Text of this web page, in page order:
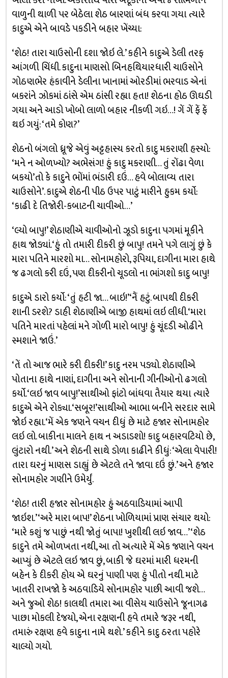
વાળુની થાળી પર બેઠેલા શેઠ બારણાં બંધ કરવા ગયા ત્યારે
કાદુએ એને બાવડે પકડીને બહાર ખેંચ્યા:
‘શેઠ! તારા ચાઉસોની દશા જોઇ લે.’ કહીને કાદુએ ડેલી તરફ
આંગળી ચિંધી. કાદુના માણસો બિનહથિયારધારી ચાઉસોને
ગોઠણભેર હંકાવીને ડેલીના ખાનામાં ઓરડીમાં ભરવાડ એનાં
બકરાંને ઝોકમાં ઠાંસે એમ ઠાંસી રહ્યા હતા! શેઠના હોઠ ઊઘડી
ગયા અને આડો ખોબો લાળો બહાર નીકળી ગઇ…! ગેં ગેં ફેં ફેં
થઇ ગયું: ‘તમે કોણ?’
શેઠનો બંગલો ધ્રૂજે એવું અટ્ટહાસ્ય કરતો કાદુ મકરાણી હસ્યો:
‘મને ન ઓળખ્યો? અભેસંગ! હું કાદુ મકરાણી… તું રોંઢા વેળા
બકયો’તો કે કાદુને ભોંમાં ભંડારી દઉં… હવે બોલાવ્ય તારા
ચાઉસોને’. કાદુએ શેઠની પીઠ ઉપર પાટું મારીને હુકમ કર્યો:
‘કાઢી દે તિજોરી-કબાટની ચાવીઓ…’
‘લ્યો બાપુ!’ શેઠાણીએ ચાવીઓનો ઝૂડો કાદુના પગમાં મૂકીને
હાથ જોડ્યાં. ‘હું તો તમારી દીકરી છું બાપુ! તમને પગે લાગું છું કે
મારા પતિને મારશો મા… સોનામહોરો, રૂપિયા, દાગીના મારા હાથે
જ ઢગલો કરી દઉં, પણ દીકરીનો ચૂડલો ના ભાંગશો કાદુ બાપુ!
કાદુએ ડારો કર્યો: ‘તું હટી જા… બાઇ!’ ‘નૈં હટું. બાપથી દીકરી
શાની ડરશે? ડાહી શેઠાણીએ બાજી હાથમાં લઇ લીધી. ‘મારા
પતિને મારતાં પહેલાં મને ગોળી મારો બાપુ! હું ચૂંદડી ઓઢીને
સ્મશાને જાઉં.’
‘તેં તો આજ ભારે કરી દીકરી!’ કાદુ નરમ પડ્યો. શેઠાણીએ
પોતાના હાથે નાણાં, દાગીના અને સોનાની ગીનીઓનો ઢગલો
કર્યો. ‘લઇ જાવ બાપુ!’સાથીઓ ફાંટો બાંધવા તૈયાર થયા ત્યારે
કાદુએ એને રોક્યા.‘સબૂર!’સાથીઓ આભા બનીને સરદાર સામે
જોઇ રહ્યા.‘મેં એક જણને વચન દીધું છે માટે હજાર સોનામહોર
લઇ લો. બાકીના માલને હાથ ન અડાડશો! કાદુ બહારવટિયો છે,
લુંટારો નથી.’ અને શેઠની સાથે ડોળા કાઢીને કીધું: ‘એલા વેપારી!
તારા ઘરનું માણસ ડાહ્યું છે એટલે તને જાવા દઉં છું.’ અને હજાર
સોનામહોર ગણીને ઉમેર્યું.
‘શેઠ! તારી હજાર સોનામહોર હું અઠવાડિયામાં આપી
જાઇશ.’‘અરે મારા બાપ!’ શેઠના ખોળિયામાં પ્રાણ સંચાર થયો:
‘મારે કશું જ પાછું નથી જોતું બાપા! ખુશીથી લઇ જાવ…’‘શેઠ
કાદુને તમે ઓળખતા નથી, આ તો અત્યારે મેં એક જણાને વચન
આપ્યું છે એટલે લઇ જાવ છું, બાકી જે ઘરમાં મારી ધરમની
બહેન કે દીકરી હોય એ ઘરનું પાણી પણ હું પીતો નથી. માટે
ખાતરી રાખજો કે અઠવાડિયે સોનામહોર પાછી આવી જશે…
અને જુઓ શેઠ! કાલથી તમારા આ વીસેય ચાઉસોને જૂનાગઢ
પાછા મોકલી દેજયો, એના રક્ષણની હવે તમારે જરૂર નથી,
તમારું રક્ષણ હવે કાદુના નામે થશે.’ કહીને કાદુ ઠરતા પહોરે
ચાલ્યો ગયો.